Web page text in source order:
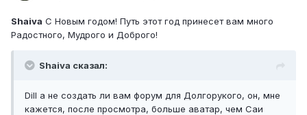
Shaiva С Новым годом! Путь этот год принесет вам много
Радостного, Мудрого и Доброго!
Shaiva сказал:
Dill а не создать ли вам форум для Долгорукого, он, мне
кажется, после просмотра, больше аватар, чем Саи